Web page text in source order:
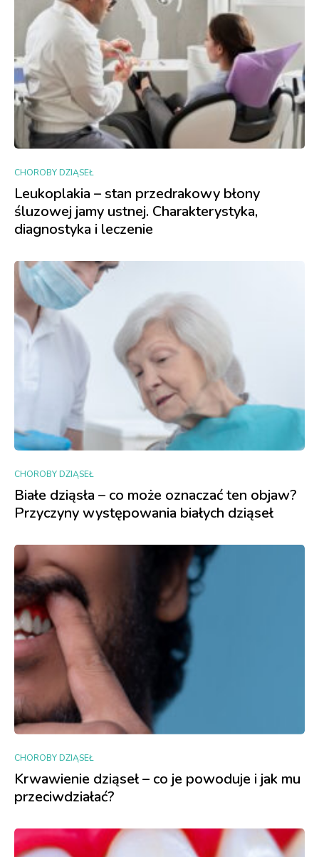
CHOROBY DZIĄSEŁ
Leukoplakia – stan przedrakowy błony
śluzowej jamy ustnej. Charakterystyka,
diagnostyka i leczenie
CHOROBY DZIĄSEŁ
Białe dziąsła – co może oznaczać ten objaw?
Przyczyny występowania białych dziąseł
CHOROBY DZIĄSEŁ
Krwawienie dziąseł – co je powoduje i jak mu
przeciwdziałać?